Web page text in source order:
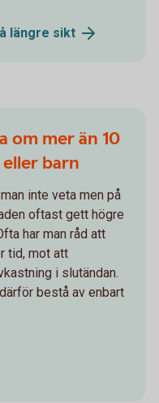
längre sikt
om mer än 10
barn
inte veta men på
oftast gett högre
har man råd att
tid, mot att
i slutändan.
bestå av enbart